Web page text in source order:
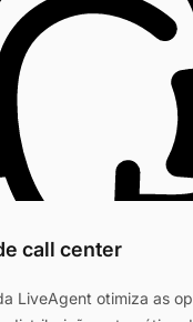
call center
LiveAgent otimiza as